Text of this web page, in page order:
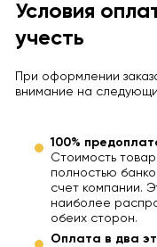
Условия
учесть
При оформлении
внимание на
100%
Стоимость
полностью
счет компании.
наиболее
обеих сторон.
Оплата в два